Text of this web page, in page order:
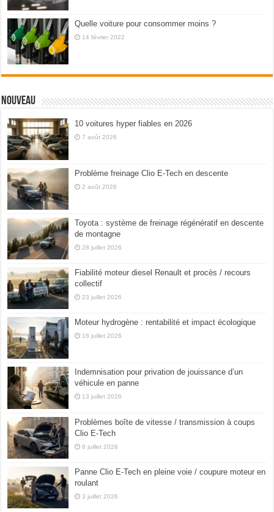
Quelle voiture pour consommer moins ?
14 février 2022
Nouveau
10 voitures hyper fiables en 2026
7 août 2026
Problème freinage Clio E-Tech en descente
2 août 2026
Toyota : système de freinage régénératif en descente
de montagne
28 juillet 2026
Fiabilité moteur diesel Renault et procès / recours
collectif
23 juillet 2026
Moteur hydrogène : rentabilité et impact écologique
18 juillet 2026
Indemnisation pour privation de jouissance d’un
véhicule en panne
13 juillet 2026
Problèmes boîte de vitesse / transmission à coups
Clio E-Tech
8 juillet 2026
Panne Clio E-Tech en pleine voie / coupure moteur en
roulant
3 juillet 2026